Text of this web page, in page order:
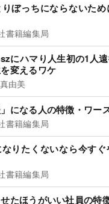
りぼっちにならないた
書籍編集局
にハマり人生初の1人
変えるワケ
由美
」になる人の特徴・ワー
書籍編集局
なりたくないなら今す
書籍編集局
たほうがいい社員の特